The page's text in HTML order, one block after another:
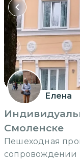
Елена
Смоленске
Пешеходная
сопровождении